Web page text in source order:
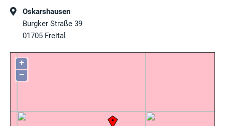
Oskarshausen
Burgker Straße 39
01705 Freital
+
−